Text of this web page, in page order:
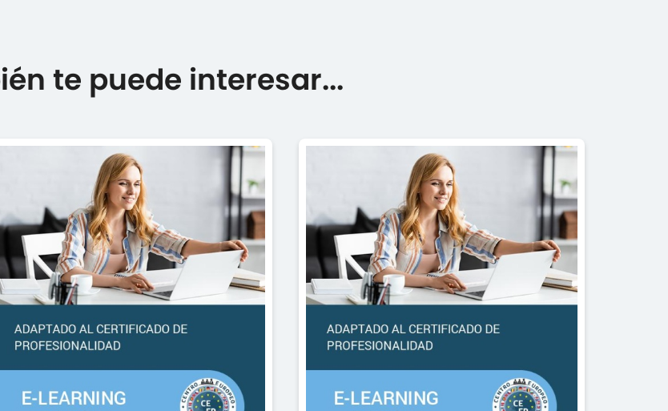
te puede interesar...